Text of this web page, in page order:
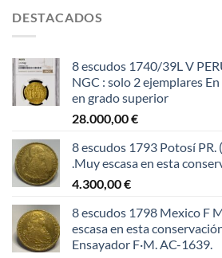
DESTACADOS
8 escudos 1740/39L V
NGC : solo 2 ejemplares
en grado superior
28.000,00€
8 escudos 1793 Potosí
.Muy escasa en esta
4.300,00€
8 escudos 1798 Mexico F
escasa en esta
Ensayador F·M. AC-1639.